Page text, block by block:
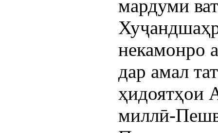
мардуми
некамонро
дар амал
ҳидоятҳои
миллӣ-